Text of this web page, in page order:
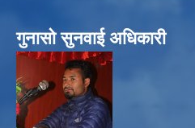
गुनासो सुनवाई अधिकारी